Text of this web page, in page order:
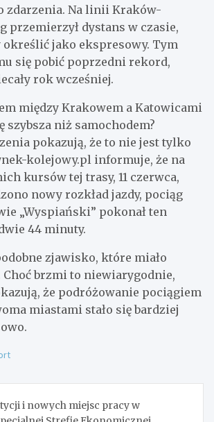
zdarzenia. Na linii Kraków-
przemierzył dystans w czasie,
jako ekspresowy. Tym
się pobić poprzedni rekord,
rok wcześniej.
między Krakowem a Katowicami
szybsza niż samochodem?
pokazują, że to nie jest tylko
kolejowy.pl informuje, że na
kursów tej trasy, 11 czerwca,
nowy rozkład jazdy, pociąg
„Wyspiański” pokonał ten
44 minuty.
zjawisko, które miało
Choć brzmi to niewiarygodnie,
że podróżowanie pociągiem
miastami stało się bardziej
i nowych miejsc pracy w